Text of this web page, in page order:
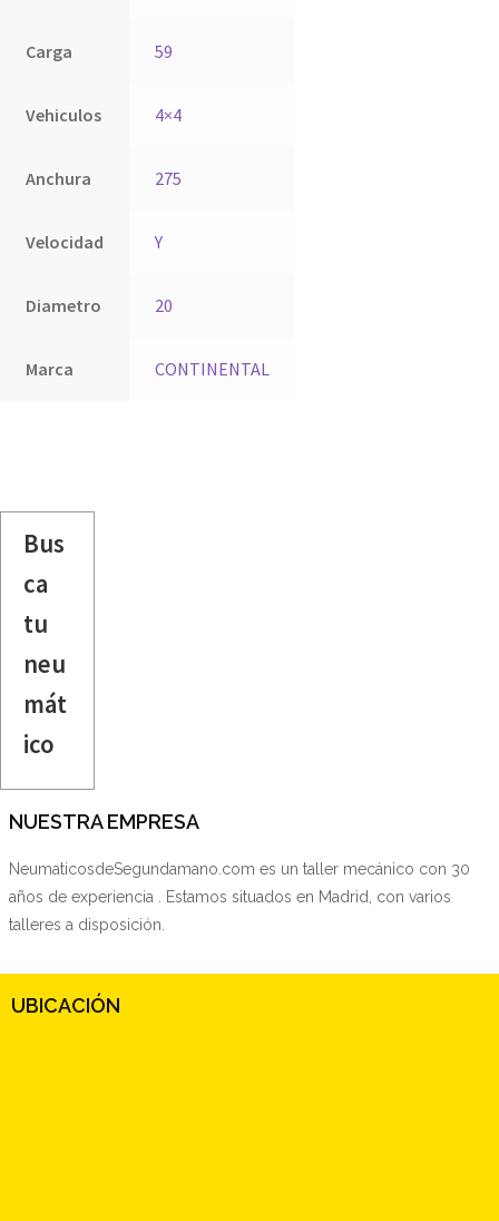
Carga 59
Vehiculos 4×4
Anchura 275
Velocidad Y
Diametro 20
Marca CONTINENTAL
Bus
ca
tu
neu
mát
ico
NUESTRA EMPRESA
NeumaticosdeSegundamano.com es un taller mecánico con 30
años de experiencia . Estamos situados en Madrid, con varios
talleres a disposición.
UBICACIÓN